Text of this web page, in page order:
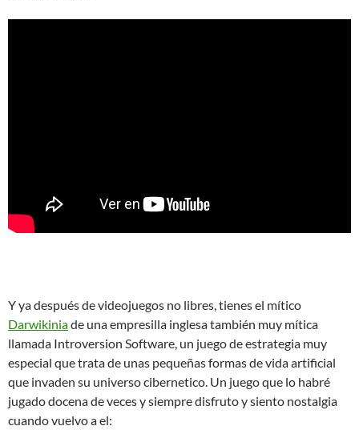
Y ya después de videojuegos no libres, tienes el mítico
Darwikiniade una empresilla inglesa también muy mítica
llamada Introversion Software, un juego de estrategia muy
especial que trata de unas pequeñas formas de vida artificial
que invaden su universo cibernetico. Un juego que lo habré
jugado docena de veces y siempre disfruto y siento nostalgia
cuando vuelvo a el: